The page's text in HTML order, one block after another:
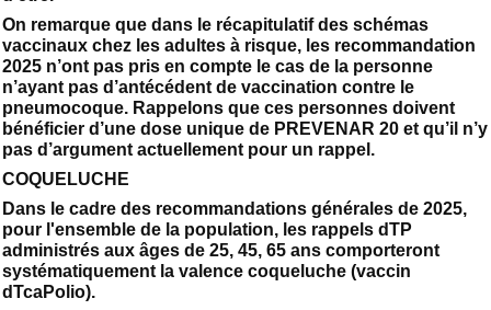
On remarque que dans le récapitulatif des schémas
vaccinaux chez les adultes à risque, les recommandation
2025 n’ont pas pris en compte le cas de la personne
n’ayant pas d’antécédent de vaccination contre le
pneumocoque. Rappelons que ces personnes doivent
bénéficier d’une dose unique de PREVENAR 20 et qu’il n’y
pas d’argument actuellement pour un rappel.
COQUELUCHE
Dans le cadre des recommandations générales de 2025,
pour l'ensemble de la population, les rappels dTP
administrés aux âges de 25, 45, 65 ans comporteront
systématiquement la valence coqueluche (vaccin
dTcaPolio).